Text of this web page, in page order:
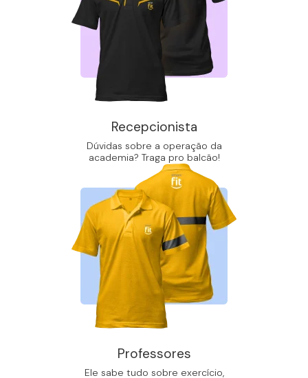
Recepcionista
Dúvidas sobre a operação da
academia? Traga pro balcão!
Professores
Ele sabe tudo sobre exercício,